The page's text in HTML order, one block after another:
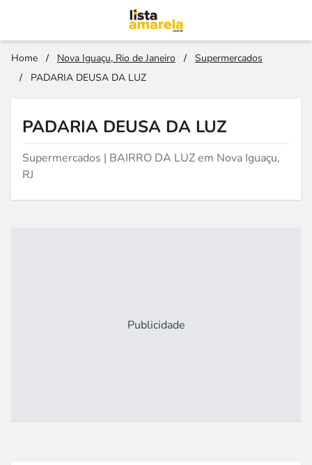
Home / Nova Iguaçu, Rio de Janeiro /
Supermercados
/
PADARIA DEUSA DA LUZ
PADARIA DEUSA DA LUZ
Supermercados | BAIRRO DA LUZ em Nova Iguaçu,
RJ
Publicidade